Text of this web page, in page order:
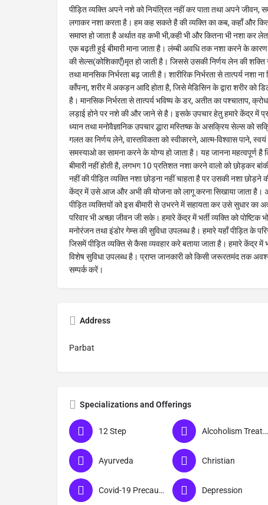
पीड़ित व्यक्ति अपने नशे को नियंत्रित नहीं कर पाता तथा अपने जीवन,
लगाकर नशा करता है। हम कह सकते है की व्यक्ति का कब, कहाँ और
समाप्त हो जाता है अर्थात वह कभी भी,कही भी और कितना भी नशा कर
एक बढ़ती हुई बीमारी माना जाता है। लंम्बी अवधि तक नशा करने के कारण
की सेल्स(कोशिकाएँ)मृत हो जाती है। जिससे उसकी निर्णय लेन की शक्ति
तथा मानसिक निर्भरता बढ़ जाती है। शारीरिक निर्भरता से तात्पर्य नशा
काँपना, शरीर में अकड़न आदि होता है, जिसे मेडिसिन के द्वारा शरीर को
है। मानसिक निर्भरता से तात्पर्य भविष्य के डर, अतीत का पश्चाताप,
लड़ाई होने पर नशे की और जाने से है। इसके उपचार हेतु हमारे केंद्र में
ध्यान तथा मनोवैज्ञानिक उपचार द्धारा मस्तिष्क के असक्रिय सेल्स को
गलत का निर्णय लेने, वास्तविकता को स्वीकारने, आत्म-विश्वास पाने,
समस्याओ का सामना करने के योग्य हो जाता है। यह जानना महत्वपूर्ण है
बीमारी नहीं होती है, लगभग 10 प्रतिशत नशा करने वालो को छोड़कर
नहीं की पीड़ित व्यक्ति नशा छोड़ना नहीं चाहता है पर उसकी नशा छोड़ने
केंद्र में उसे आज और अभी की योजना को लागू करना सिखाया जाता है।
पीड़ित व्यक्तियों को इस बीमारी से उभरने में सहायता कर उसे सुधार
परिवार भी अच्छा जीवन जी सके। हमारे केंद्र में भर्ती व्यक्ति को पोष्टिक
मनोरंजन तथा इंडोर गेम्स की सुविधा उपलब्ध है। हमारे यहाँ पीड़ित के
जिसमें पीड़ित व्यक्ति से कैसा व्यवहार करे बताया जाता है। हमारे केंद्र में
विशेष सुविधा उपलब्ध है। प्राप्त जानकारी को किसी जरूरतमंद तक
सम्पर्क करें।
Address
Parbat
Specializations and Offerings
12 Step Alcoholism Treatment
Ayurveda Christian
Covid-19 Precautions Depression